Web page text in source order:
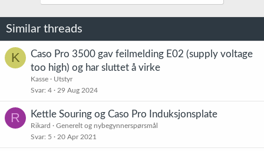
Similar threads
K
Caso Pro 3500 gav feilmelding E02 (supply voltage
too high) og har sluttet å virke
Kasse
Utstyr
Svar 4 29 Aug 2024
R Kettle Souring og Caso Pro Induksjonsplate
Rikard
Generelt og nybegynnerspørsmål
Svar 5 20 Apr 2021